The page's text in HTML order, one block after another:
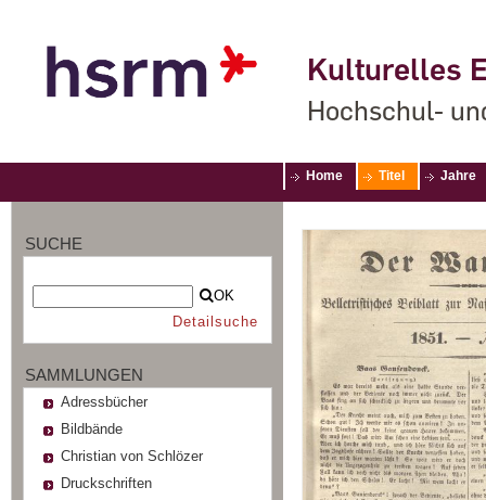
Kulturelles
Hochschul-
Home Titel Jahre
SUCHE
OK
Detailsuche
SAMMLUNGEN
Adressbücher
Bildbände
Christian von Schlözer
Druckschriften